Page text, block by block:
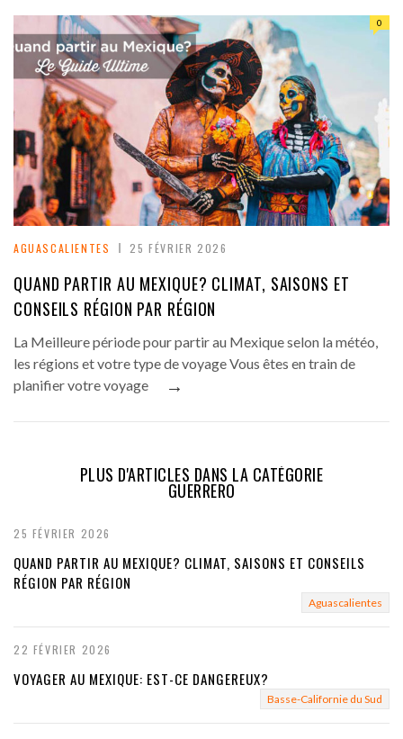
0
AGUASCALIENTES 25 FÉVRIER 2026
QUAND PARTIR AU MEXIQUE? CLIMAT, SAISONS ET
CONSEILS RÉGION PAR RÉGION
La Meilleure période pour partir au Mexique selon la météo,
les régions et votre type de voyage Vous êtes en train de
planifier votre voyage
→
PLUS D'ARTICLES DANS LA CATÉGORIE
GUERRERO
25 FÉVRIER 2026
QUAND PARTIR AU MEXIQUE? CLIMAT, SAISONS ET CONSEILS
RÉGION PAR RÉGION
Aguascalientes
22 FÉVRIER 2026
VOYAGER AU MEXIQUE: EST-CE DANGEREUX?
Basse-Californie du Sud